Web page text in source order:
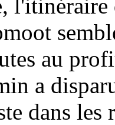
au
a
dans les